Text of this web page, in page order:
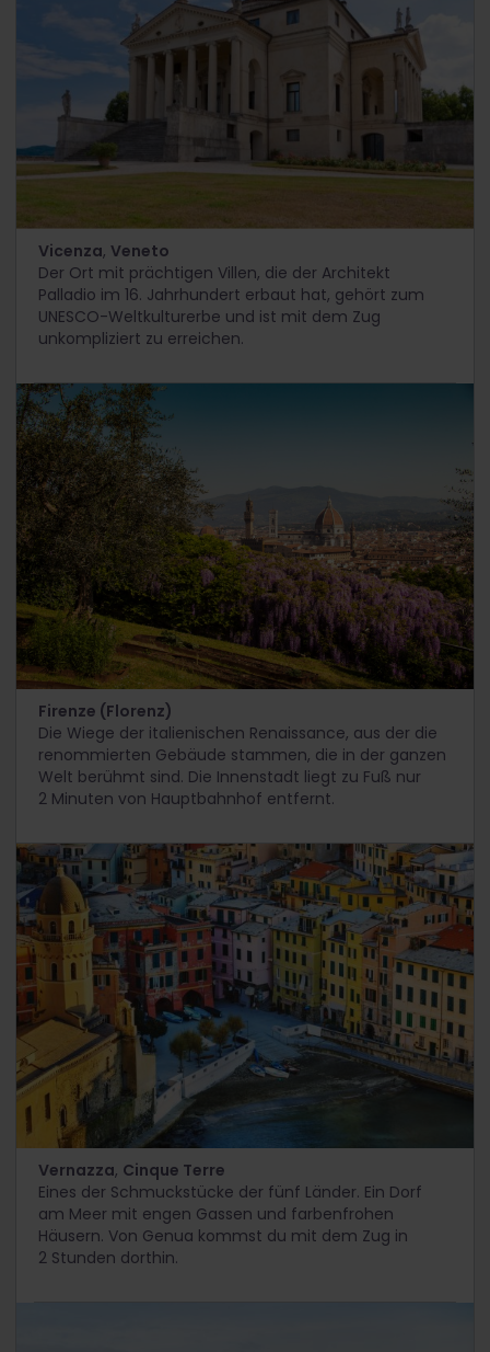
Vicenza, Veneto
Der Ort mit prächtigen Villen, die der Architekt
Palladio im 16. Jahrhundert erbaut hat, gehört zum
UNESCO-Weltkulturerbe und ist mit dem Zug
unkompliziert zu erreichen.
Firenze (Florenz)
Die Wiege der italienischen Renaissance, aus der die
renommierten Gebäude stammen, die in der ganzen
Welt berühmt sind. Die Innenstadt liegt zu Fuß nur
2 Minuten von Hauptbahnhof entfernt.
Vernazza, Cinque Terre
Eines der Schmuckstücke der fünf Länder. Ein Dorf
am Meer mit engen Gassen und farbenfrohen
Häusern. Von Genua kommst du mit dem Zug in
2 Stunden dorthin.